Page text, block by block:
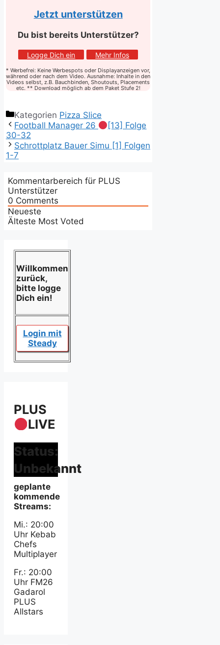
Jetzt unterstützen
Du bist bereits Unterstützer?
Logge Dich ein Mehr Infos
* Werbefrei: Keine Werbespots oder Displayanzeigen vor,
während oder nach dem Video. Ausnahme: Inhalte in den
Videos selbst, z.B. Bauchbinden, Shoutouts, Placements
etc. ** Download möglich ab dem Paket Stufe 2!
Kategorien Pizza Slice
Football Manager 26
[13] Folge
30-32
Schrottplatz Bauer Simu [1] Folgen
1-7
Kommentarbereich für PLUS
Unterstützer
0 Comments
Neueste
Älteste Most Voted
Willkommen
zurück,
bitte logge
Dich ein!
Login mit
Steady
PLUS
LIVE
Status:
Unbekannt
geplante
kommende
Streams:
Mi.: 20:00
Uhr Kebab
Chefs
Multiplayer
Fr.: 20:00
Uhr FM26
Gadarol
PLUS
Allstars